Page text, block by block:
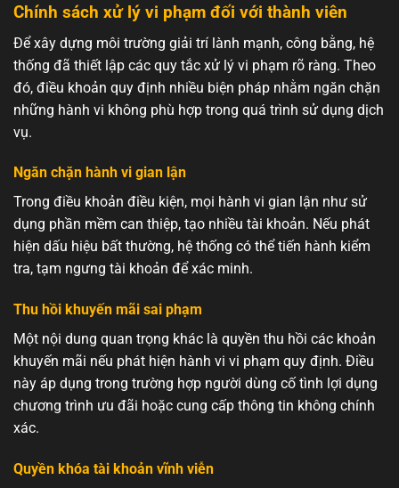
Chính sách xử lý vi phạm đối với thành viên
Để xây dựng môi trường giải trí lành mạnh, công bằng, hệ
thống đã thiết lập các quy tắc xử lý vi phạm rõ ràng. Theo
đó, điều khoản quy định nhiều biện pháp nhằm ngăn chặn
những hành vi không phù hợp trong quá trình sử dụng dịch
vụ.
Ngăn chặn hành vi gian lận
Trong điều khoản điều kiện, mọi hành vi gian lận như sử
dụng phần mềm can thiệp, tạo nhiều tài khoản. Nếu phát
hiện dấu hiệu bất thường, hệ thống có thể tiến hành kiểm
tra, tạm ngưng tài khoản để xác minh.
Thu hồi khuyến mãi sai phạm
Một nội dung quan trọng khác là quyền thu hồi các khoản
khuyến mãi nếu phát hiện hành vi vi phạm quy định. Điều
này áp dụng trong trường hợp người dùng cố tình lợi dụng
chương trình ưu đãi hoặc cung cấp thông tin không chính
xác.
Quyền khóa tài khoản vĩnh viễn